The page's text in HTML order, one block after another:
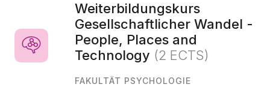
Weiterbildungskurs
Gesellschaftlicher Wandel -
People, Places and
Technology (2 ECTS)
FAKULTÄT PSYCHOLOGIE